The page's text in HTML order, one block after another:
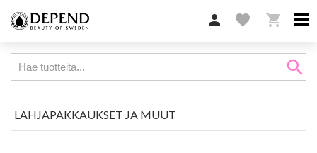
 favorite 
search
LAHJAPAKKAUKSET JA MUUT